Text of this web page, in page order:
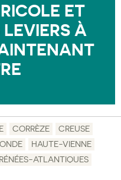
ET
À
CORRÈZE
CREUSE
HAUTE-VIENNE
ATLANTIQUES